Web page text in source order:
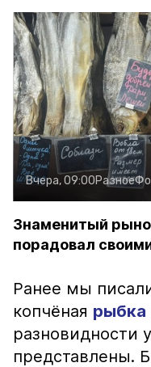
Вчера, 09:00Разное
Знаменитый
порадовал
Ранее мы
копчёная рыбка
разновидности
представлены.